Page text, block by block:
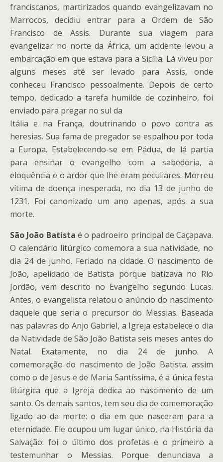
franciscanos, martirizados quando evangelizavam no
Marrocos, decidiu entrar para a Ordem de São
Francisco de Assis. Durante sua viagem para
evangelizar no norte da África, um acidente levou a
embarcação em que estava para a Sicília. Lá viveu por
alguns meses até ser levado para Assis, onde
conheceu Francisco pessoalmente. Depois de certo
tempo, dedicado a tarefa humilde de cozinheiro, foi
enviado para pregar no sul da
Itália e na França, doutrinando o povo contra as
heresias. Sua fama de pregador se espalhou por toda
a Europa. Estabelecendo-se em Pádua, de lá partia
para ensinar o evangelho com a sabedoria, a
eloquência e o ardor que lhe eram peculiares. Morreu
vítima de doença inesperada, no dia 13 de junho de
1231. Foi canonizado um ano apenas, após a sua
morte.
São João Batista é o padroeiro principal de Caçapava.
O calendário litúrgico comemora a sua natividade, no
dia 24 de junho. Feriado na cidade. O nascimento de
João, apelidado de Batista porque batizava no Rio
Jordão, vem descrito no Evangelho segundo Lucas.
Antes, o evangelista relatou o anúncio do nascimento
daquele que seria o precursor do Messias. Baseada
nas palavras do Anjo Gabriel, a Igreja estabelece o dia
da Natividade de São João Batista seis meses antes do
Natal. Exatamente, no dia 24 de junho. A
comemoração do nascimento de João Batista, assim
como o de Jesus e de Maria Santíssima, é a única festa
litúrgica que a Igreja dedica ao nascimento de um
santo. Os demais santos, tem seu dia de comemoração
ligado ao da morte: o dia em que nasceram para a
eternidade. Ele ocupou um lugar único, na História da
Salvação: foi o último dos profetas e o primeiro a
testemunhar o Messias. Porque denunciava a